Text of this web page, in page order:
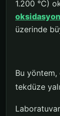
1.200 °C)
oksidasyon
üzerinde
Bu
tekdüze